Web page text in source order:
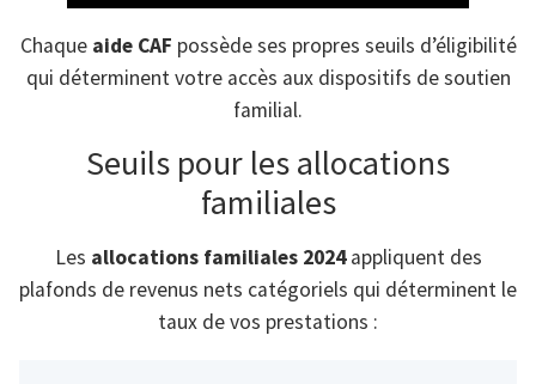
Chaque aide CAF possède ses propres seuils d’éligibilité
qui déterminent votre accès aux dispositifs de soutien
familial.
Seuils pour les allocations
familiales
Les allocations familiales 2024appliquent des
plafonds de revenus nets catégoriels qui déterminent le
taux de vos prestations :